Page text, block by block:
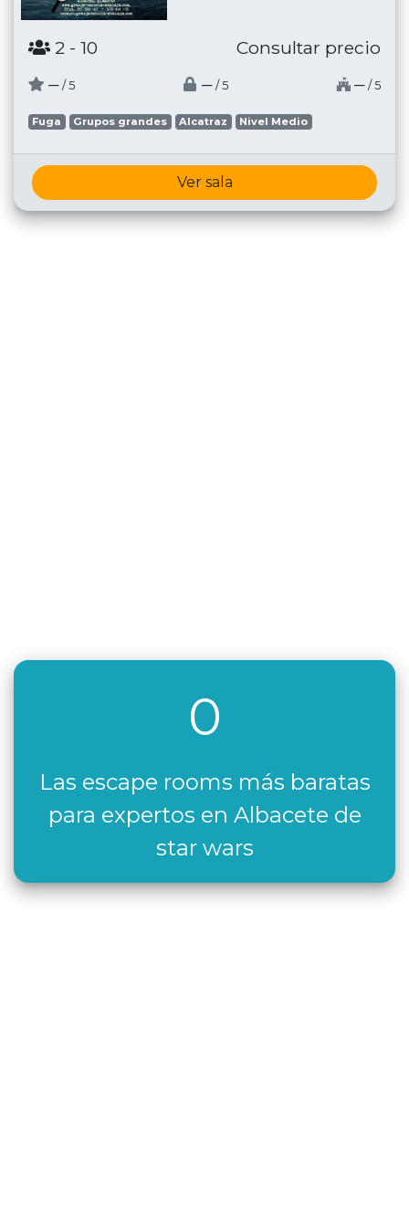
2 - 10 Consultar precio
─ / 5 ─ / 5 ─ / 5
Fuga Grupos grandes Alcatraz Nivel Medio
Ver sala
0
Las escape rooms más baratas
para expertos en Albacete de
star wars